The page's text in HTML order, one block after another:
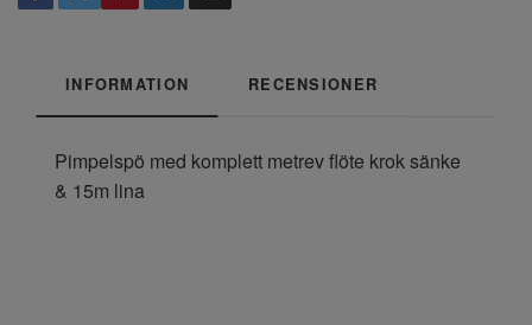
INFORMATION RECENSIONER
Pimpelspö med komplett metrev flöte krok sänke
& 15m lina